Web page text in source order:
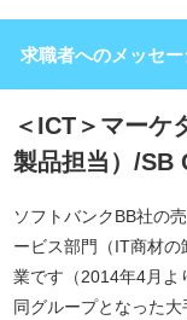
求職者へのメッセー
＜ICT＞マーケ
製品担当）/SB
ソフトバンクBB社の
ービス部門（IT商材
業です（2014年4月よ
同グループとなった